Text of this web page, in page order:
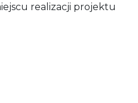
realizacji projektu